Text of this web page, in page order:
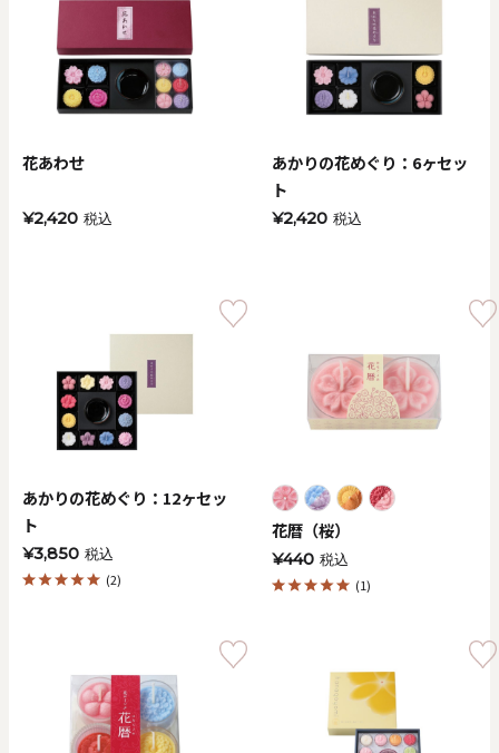
色で探す
花あわせ
¥2,420 税込
あかりの花めぐり：6ヶセッ
ト
¥2,420 税込
あかりの花めぐり：12ヶセッ
ト
¥3,850 税込
(2)
花暦（桜）
¥440 税込
(1)